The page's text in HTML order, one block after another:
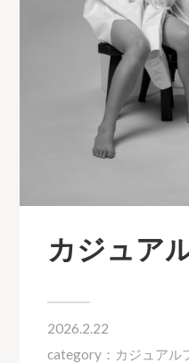
カジュア
2026.2.22
category： カジュアル